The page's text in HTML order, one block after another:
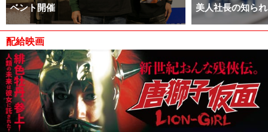
ベント開催
美人社長の知ら
配給映画